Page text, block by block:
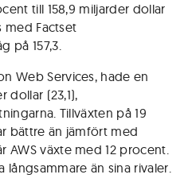
till 158,9 miljarder dollar
med Factset
på 157,3.
Web Services, hade en
dollar (23,1),
Tillväxten på 19
bättre än jämfört med
AWS växte med 12 procent.
långsammare än sina rivaler.